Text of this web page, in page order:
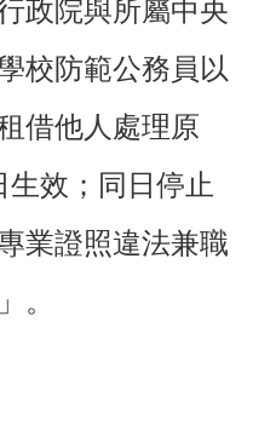
政院與所屬中央
校防範公務員以
借他人處理原
生效；同日停止
業證照違法兼職
。